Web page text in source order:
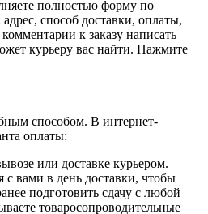
полностью форму по
способ доставки, оплаты,
к заказу написать
курьеру вас найти. Нажмите
способом. В интернет-
оплаты:
или доставке курьером.
с вами в день доставки, чтобы
подготовить сдачу с любой
товаросопроводительные